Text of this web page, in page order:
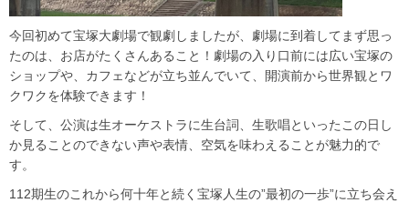
今回初めて宝塚大劇場で観劇しましたが、劇場に到着してまず思っ
たのは、お店がたくさんあること！劇場の入り口前には広い宝塚の
ショップや、カフェなどが立ち並んでいて、開演前から世界観とワ
クワクを体験できます！
そして、公演は生オーケストラに生台詞、生歌唱といったこの日し
か見ることのできない声や表情、空気を味わえることが魅力的で
す。
112期生のこれから何十年と続く宝塚人生の”最初の一歩”に立ち会え